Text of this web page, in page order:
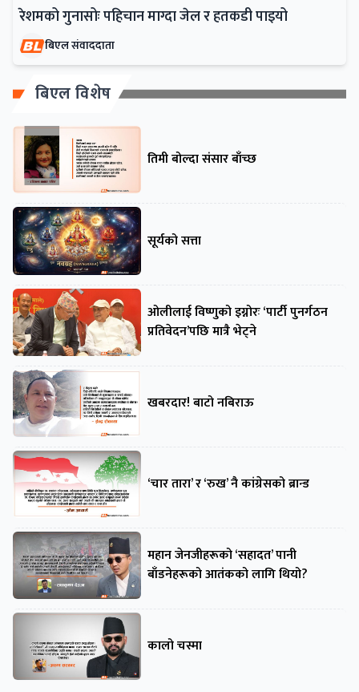
रेशमको गुनासोः पहिचान माग्दा जेल र हतकडी पाइयो
बिएल संवाददाता
बिएल विशेष
तिमी बोल्दा संसार बाँच्छ
सूर्यको सत्ता
ओलीलाई विष्णुको इग्नोरः ‘पार्टी पुनर्गठन
प्रतिवेदन’पछि मात्रै भेट्ने
खबरदार! बाटो नबिराऊ
‘चार तारा’ र ‘रुख’ नै कांग्रेसको ब्रान्ड
महान जेनजीहरूको ‘सहादत’ पानी
बाँडनेहरूको आतंकको लागि थियो?
कालो चस्मा